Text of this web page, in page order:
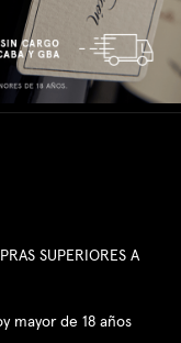
SUPERIORES A
mayor de 18 años